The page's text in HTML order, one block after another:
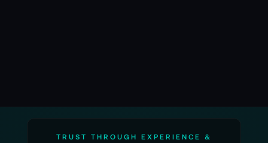
TRUST THROUGH EXPERIENCE &